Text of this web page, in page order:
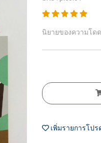
นิยายของความโด
เพิ่มรายการโปร